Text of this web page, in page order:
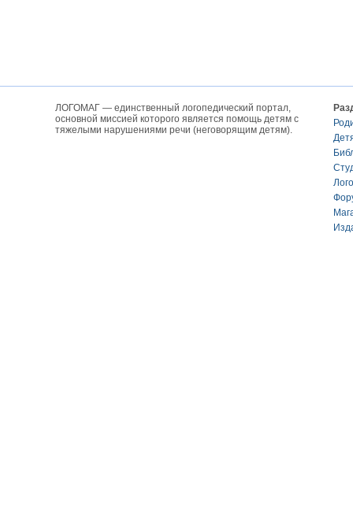
ЛОГОМАГ — единственный логопедический портал,
основной миссией которого является помощь детям с
тяжелыми нарушениями речи (неговорящим детям).